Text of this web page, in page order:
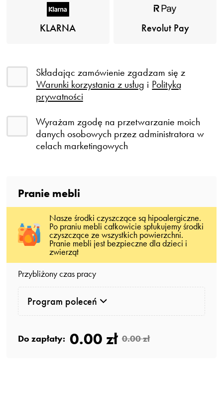
KLARNA Revolut Pay
Składając zamówienie zgadzam się z
Warunki korzystania z usług i Polityką
prywatności
Wyrażam zgodę na przetwarzanie moich
danych osobowych przez administratora w
celach marketingowych
Pranie mebli
Nasze środki czyszczące są hipoalergiczne.
Po praniu mebli całkowicie spłukujemy środki
czyszczące ze wszystkich powierzchni.
Pranie mebli jest bezpieczne dla dzieci i
zwierząt
Przybliżony czas pracy
Program poleceń
Do zapłaty: 0.00 zł 0.00 zł